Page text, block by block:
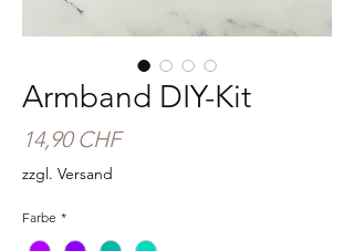
Armband DIY-Kit
14,90 CHFPreis
zzgl. Versand
Farbe *